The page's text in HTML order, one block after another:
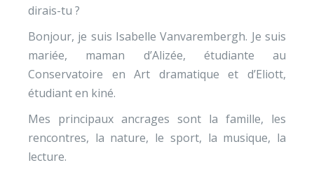
dirais-tu ?
Bonjour, je suis Isabelle Vanvarembergh. Je suis
mariée, maman d’Alizée, étudiante au
Conservatoire en Art dramatique et d’Eliott,
étudiant en kiné.
Mes principaux ancrages sont la famille, les
rencontres, la nature, le sport, la musique, la
lecture.